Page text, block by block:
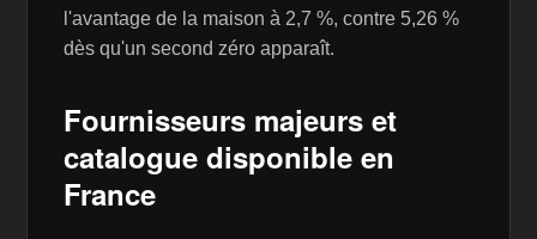
l'avantage de la maison à 2,7 %, contre 5,26 %
dès qu'un second zéro apparaît.
Fournisseurs majeurs et
catalogue disponible en
France